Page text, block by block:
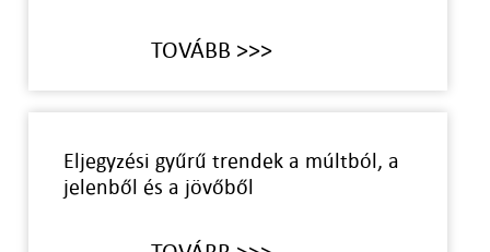
TOVÁBB >>>
Eljegyzési gyűrű trendek a múltból, a
jelenből és a jövőből